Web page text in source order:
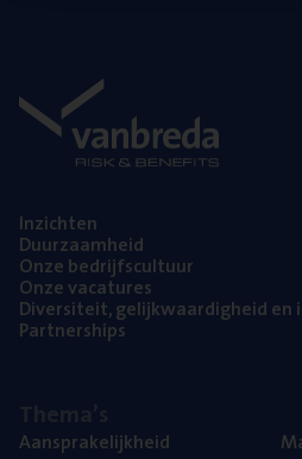
Inzich­ten
Duur­zaam­heid
Onze bedrijfs­cul­tuur
Onze vaca­tu­res
Diver­si­teit, gelijk­waar­dig­heid en
Part­ner­ships
Aan­spra­ke­lijk­heid